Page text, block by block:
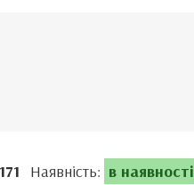
Наявність: в наявності